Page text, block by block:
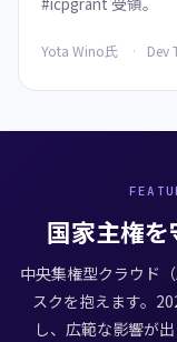
Yota Wino氏 Dev
国家主権
中央集権型クラウド
スクを抱えます。
し、広範な影響が